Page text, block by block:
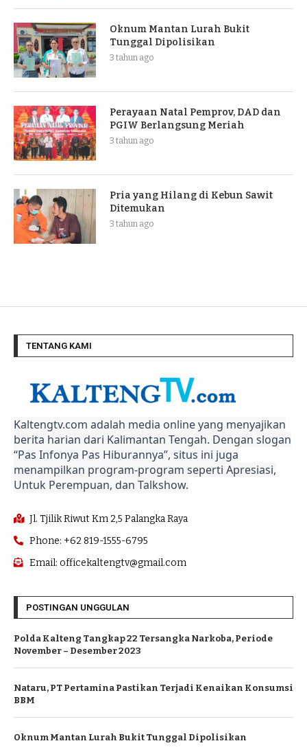
Oknum Mantan Lurah Bukit
Tunggal Dipolisikan
3 tahun ago
Perayaan Natal Pemprov, DAD dan
PGIW Berlangsung Meriah
3 tahun ago
Pria yang Hilang di Kebun Sawit
Ditemukan
3 tahun ago
TENTANG KAMI
Kaltengtv.com adalah media online yang menyajikan
berita harian dari Kalimantan Tengah. Dengan slogan
“Pas Infonya Pas Hiburannya”, situs ini juga
menampilkan program-program seperti Apresiasi,
Untuk Perempuan, dan Talkshow.
Jl. Tjilik Riwut Km 2,5 Palangka Raya
Phone: +62 819-1555-6795
Email: officekaltengtv@gmail.com
POSTINGAN UNGGULAN
Polda Kalteng Tangkap 22 Tersangka Narkoba, Periode
November – Desember 2023
Nataru, PT Pertamina Pastikan Terjadi Kenaikan Konsumsi
BBM
Oknum Mantan Lurah Bukit Tunggal Dipolisikan